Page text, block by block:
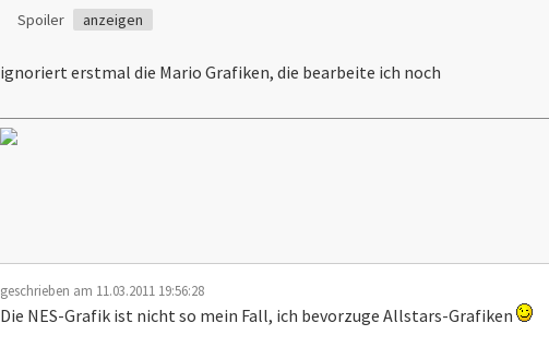
Spoiler anzeigen
ignoriert erstmal die Mario Grafiken, die bearbeite ich noch
geschrieben am 11.03.2011 19:56:28
Die NES-Grafik ist nicht so mein Fall, ich bevorzuge Allstars-Grafiken